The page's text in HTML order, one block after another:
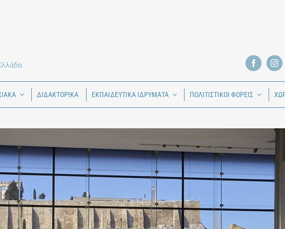
ΔΙΔΑΚΤΟΡΙΚΑ ΕΚΠΑΙΔΕΥΤΙΚΑ ΙΔΡΥΜΑΤΑ ΠΟΛΙΤΙΣΤΙΚΟΙ ΦΟΡΕΙΣ